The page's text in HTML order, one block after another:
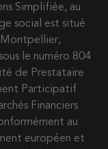
Simplifiée, au
social est situé
Montpellier,
le numéro 804
de Prestataire
Participatif
Financiers
au
européen et